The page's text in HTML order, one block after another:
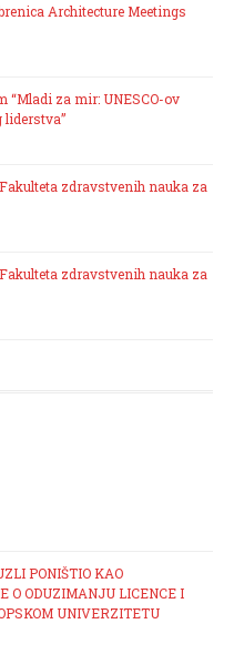
Architecture Meetings
“Mladi za mir: UNESCO-ov
liderstva”
zdravstvenih nauka za
zdravstvenih nauka za
PONIŠTIO KAO
O ODUZIMANJU LICENCE I
UNIVERZITETU